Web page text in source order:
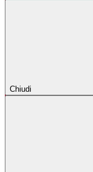
Chiudi